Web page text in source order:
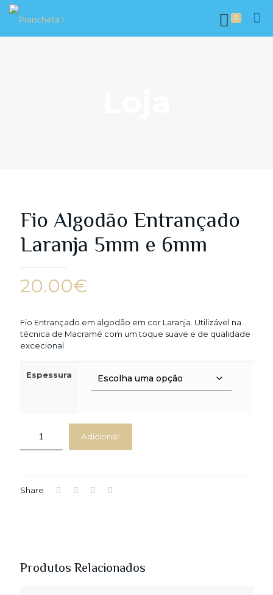
0
Fio Algodão Entrançado
Laranja 5mm e 6mm
20.00€
Fio Entrançado em algodão em cor Laranja. Utilizável na
técnica de Macramé com um toque suave e de qualidade
excecional.
Espessura
Adicionar
Share
Produtos Relacionados